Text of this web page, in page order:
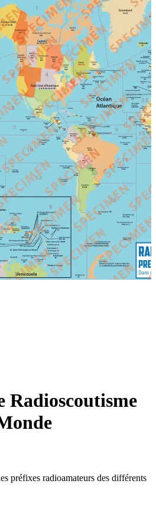
Radioscoutisme
préfixes radioamateurs des différents